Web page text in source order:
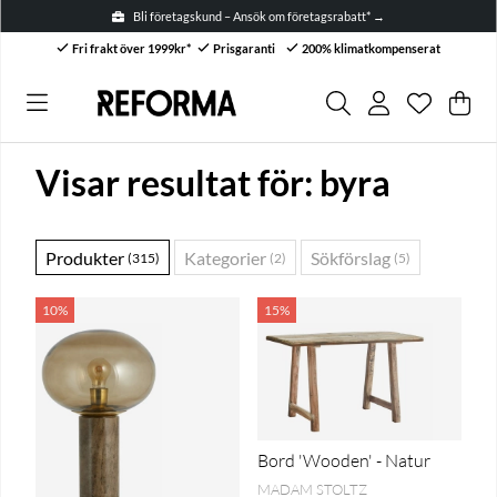
Bli företagskund – Ansök om företagsrabatt* →
Fri frakt över 1999kr* Prisgaranti 200% klimatkompenserat
Antal i
. .
Visar resultat för: byra
Produkter (315)
10% 15%
Bord 'Wooden' - Natur
MADAM STOLTZ
Kategorier (2) Sökförslag (5)